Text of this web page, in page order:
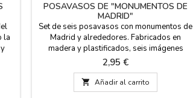
la
POSAVASOS DE "MONUMENTOS DE
MADRID"
Set de seis posavasos con monumentos de
Madrid y alrededores. Fabricados en
madera y plastificados, seis imágenes
diferentes, disponemos de muchos
modelos (en colores y en sepia con aspecto
antiguo). Son cuadrados con las puntas
redondeadas. Souvenirs de Madrid.
Precio
2,95 €
 Añadir al carrito